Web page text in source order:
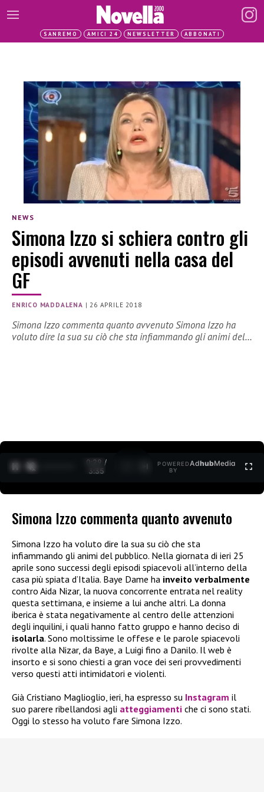
SANREMO AMICI 24 NEWSLETTER ABBONATI
NEWS
Simona Izzo si schiera contro gli
episodi avvenuti nella casa del
GF
ENRICO MADDALENA |26 APRILE 2018
Simona Izzo commenta quanto avvenuto Simona Izzo ha
voluto dire la sua su ciò che sta infiammando gli animi del…
0:30 /
3:35
POWERED
BY
AdhubMedia
Simona Izzo commenta quanto avvenuto
Simona Izzo ha voluto dire la sua su ciò che sta
infiammando gli animi del pubblico. Nella giornata di ieri 25
aprile sono successi degli episodi spiacevoli all’interno della
casa più spiata d’Italia. Baye Dame ha inveito verbalmente
contro Aida Nizar, la nuova concorrente entrata nel reality
questa settimana, e insieme a lui anche altri. La donna
iberica è stata negativamente al centro delle attenzioni
degli inquilini, i quali hanno fatto gruppo e hanno deciso di
isolarla. Sono moltissime le offese e le parole spiacevoli
rivolte alla Nizar, da Baye, a Luigi fino a Danilo. Il web è
insorto e si sono chiesti a gran voce dei seri provvedimenti
verso questi atti intimidatori e violenti.
Già Cristiano Maglioglio, ieri, ha espresso su Instagram il
suo parere ribellandosi agli atteggiamenti che ci sono stati.
Oggi lo stesso ha voluto fare Simona Izzo.